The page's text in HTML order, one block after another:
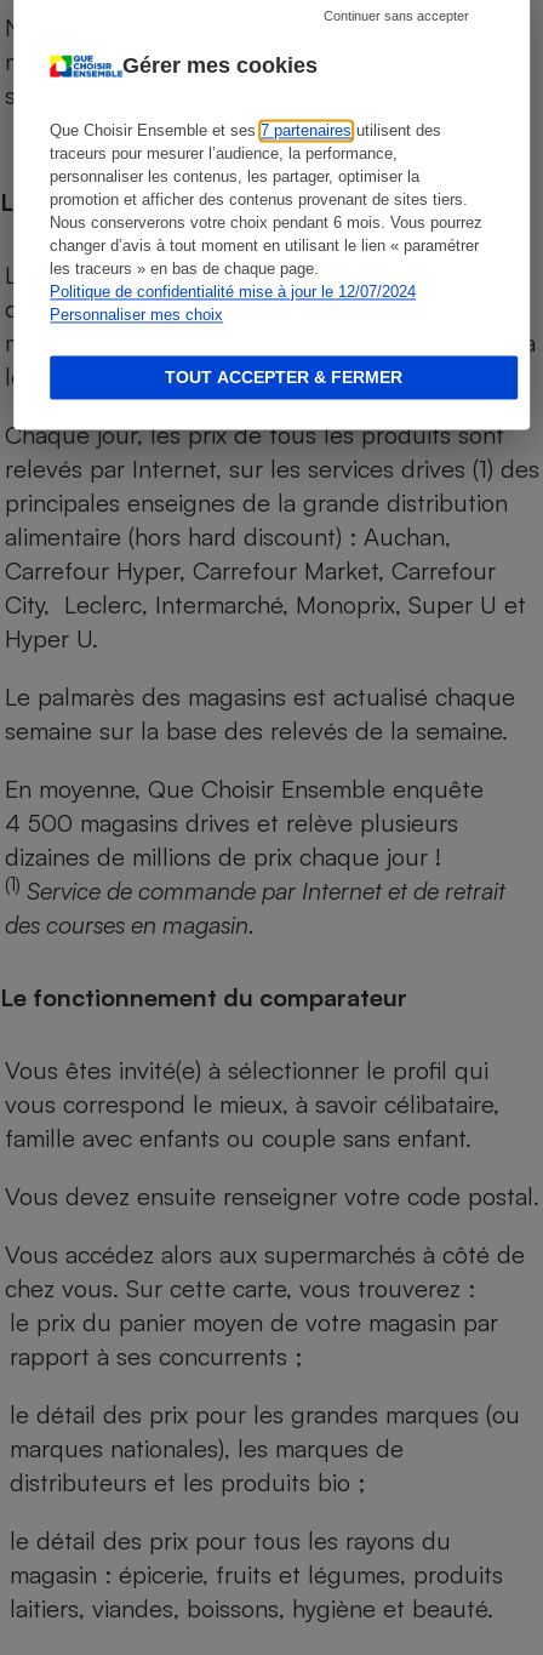
Gérer mes cookies
Que Choisir Ensemble et ses7 partenaires utilisent des
traceurs pour mesurer l’audience, la performance,
personnaliser les contenus, les partager, optimiser la
promotion et afficher des contenus provenant de sites tiers.
Nous conserverons votre choix pendant 6 mois. Vous pourrez
changer d’avis à tout moment en utilisant le lien « paramétrer
les traceurs » en bas de chaque page.
Politique de confidentialité mise à jour le 12/07/2024
Personnaliser mes choix
Continuer sans accepter
TOUT ACCEPTER & FERMER
Notre comparateur de supermarchés propose le
niveau de prix des supermarchés, géolocalisés
sur le territoire français.
Les comparaisons de prix
Les comparaisons sont réalisées sur l’ensemble
des produits des magasins. Les produits de
marques de distributeurs (MDD) sont comparés à
leurs équivalents chez leurs concurrents.
Chaque jour, les prix de tous les produits sont
relevés par Internet, sur les services drives (1) des
principales enseignes de la grande distribution
alimentaire (hors hard discount) : Auchan,
Carrefour Hyper, Carrefour Market, Carrefour
City, Leclerc, Intermarché, Monoprix, Super U et
Hyper U.
Le palmarès des magasins est actualisé chaque
semaine sur la base des relevés de la semaine.
En moyenne, Que Choisir Ensemble enquête
4 500 magasins drives et relève plusieurs
dizaines de millions de prix chaque jour !
(1) Service de commande par Internet et de retrait
des courses en magasin.
Le fonctionnement du comparateur
Vous êtes invité(e) à sélectionner le profil qui
vous correspond le mieux, à savoir célibataire,
famille avec enfants ou couple sans enfant.
Vous devez ensuite renseigner votre code postal.
Vous accédez alors aux supermarchés à côté de
chez vous. Sur cette carte, vous trouverez :
le prix du panier moyen de votre magasin par
rapport à ses concurrents ;
le détail des prix pour les grandes marques (ou
marques nationales), les marques de
distributeurs et les produits bio ;
le détail des prix pour tous les rayons du
magasin : épicerie, fruits et légumes, produits
laitiers, viandes, boissons, hygiène et beauté.